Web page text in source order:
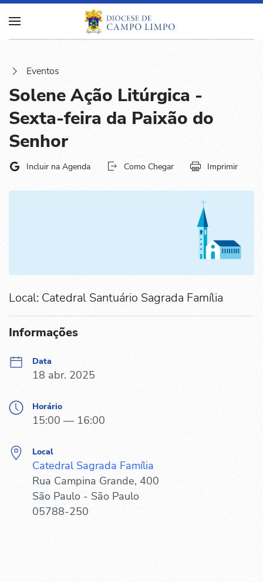
Eventos
Solene Ação Litúrgica -
Sexta-feira da Paixão do
Senhor
Incluir na Agenda Como Chegar Imprimir
Local: Catedral Santuário Sagrada Família
Informações
Data
18 abr. 2025
Horário
15:00 — 16:00
Local
Catedral Sagrada Família
Rua Campina Grande, 400
São Paulo - São Paulo
05788-250